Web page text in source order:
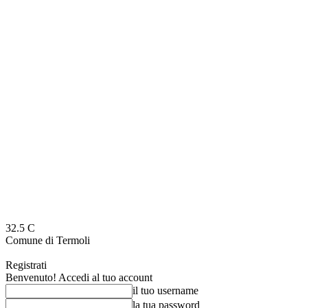
32.5 C
Comune di Termoli
Registrati
Benvenuto! Accedi al tuo account
il tuo username
la tua password